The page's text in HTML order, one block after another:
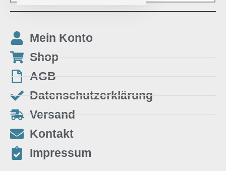
Mein Konto
Shop
AGB
Datenschutzerklärung
Versand
Kontakt
Impressum